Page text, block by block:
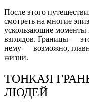
После этого
смотреть на многие
ускользающие
взглядов. Границы —
нему — возможно,
жизни.
ТОНКАЯ
ЛЮДЕЙ